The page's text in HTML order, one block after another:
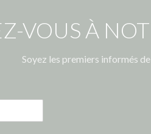
VOUS À
Soyez les premiers informés